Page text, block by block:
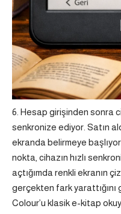
Hesap girişinden sonra
senkronize ediyor. Satın
ekranda belirmeye
nokta, cihazın hızlı
açtığımda renkli ekranın
gerçekten fark yarattığını
Colour’u klasik e-kitap